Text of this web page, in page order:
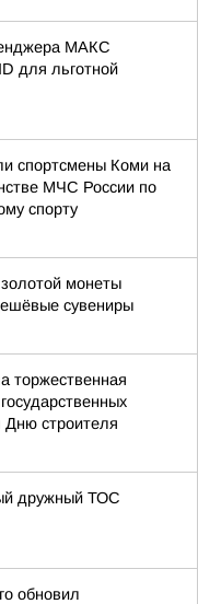
МАКС
для льготной
спортсмены Коми на
МЧС России по
спорту
монеты
сувениры
торжественная
Дню строителя
дружный ТОС
обновил